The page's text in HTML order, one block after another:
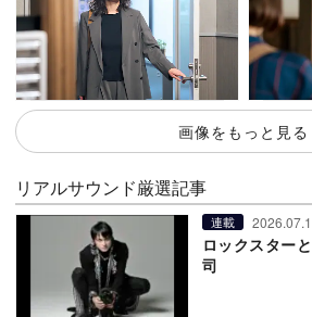
画像をもっと見る
リアルサウンド厳選記事
連載
ロックスター
司